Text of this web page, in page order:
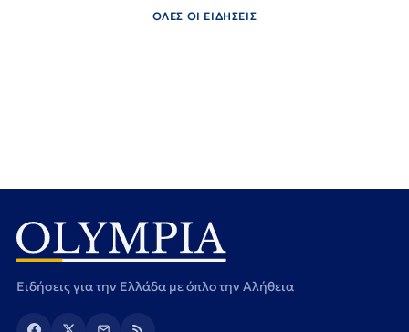
ΟΛΕΣ ΟΙ ΕΙΔΗΣΕΙΣ
Ειδήσεις για την Ελλάδα με όπλο την Αλήθεια